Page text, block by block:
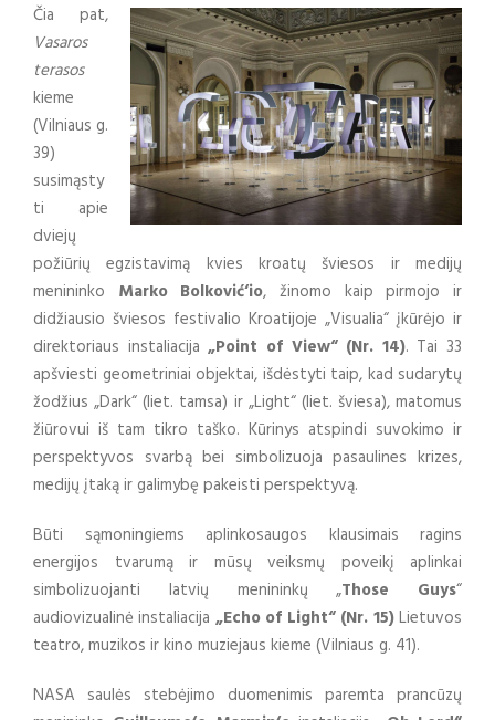
Čia pat,
Vasaros
terasos
kieme
(Vilniaus g.
39)
susimąsty
ti apie
dviejų
požiūrių egzistavimą kvies kroatų šviesos ir medijų
menininko Marko Bolković‘io, žinomo kaip pirmojo ir
didžiausio šviesos festivalio Kroatijoje „Visualia“ įkūrėjo ir
direktoriaus instaliacija„Point of View“ (Nr. 14). Tai 33
apšviesti geometriniai objektai, išdėstyti taip, kad sudarytų
žodžius „Dark“ (liet. tamsa) ir „Light“ (liet. šviesa), matomus
žiūrovui iš tam tikro taško. Kūrinys atspindi suvokimo ir
perspektyvos svarbą bei simbolizuoja pasaulines krizes,
medijų įtaką ir galimybę pakeisti perspektyvą.
Būti sąmoningiems aplinkosaugos klausimais ragins
energijos tvarumą ir mūsų veiksmų poveikį aplinkai
simbolizuojanti latvių menininkų „Those Guys“
audiovizualinė instaliacija „Echo of Light“ (Nr. 15)Lietuvos
teatro, muzikos ir kino muziejaus kieme (Vilniaus g. 41).
NASA saulės stebėjimo duomenimis paremta prancūzų